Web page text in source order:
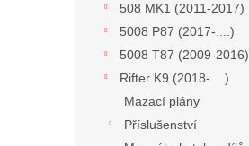
508 MK1 (2011-2017)
5008 P87 (2017-....)
5008 T87 (2009-2016)
Rifter K9 (2018-....)
Mazací plány
Příslušenství